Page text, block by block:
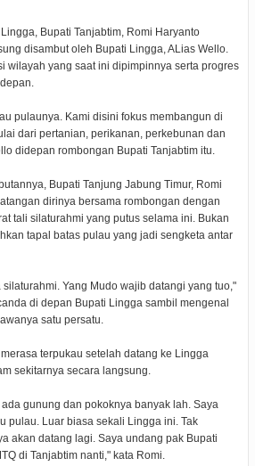
Bupati Tanjabtim, Romi Haryanto
disambut oleh Bupati Lingga, ALias Wello.
wilayah yang saat ini dipimpinnya serta progres
pulaunya. Kami disini fokus membangun di
dari pertanian, perikanan, perkebunan dan
didepan rombongan Bupati Tanjabtim itu.
Bupati Tanjung Jabung Timur, Romi
dirinya bersama rombongan dengan
tali silaturahmi yang putus selama ini. Bukan
tapal batas pulau yang jadi sengketa antar
Yang Mudo wajib datangi yang tuo,"
di depan Bupati Lingga sambil mengenal
satu persatu.
terpukau setelah datang ke Lingga
sekitarnya secara langsung.
gunung dan pokoknya banyak lah. Saya
pulau. Luar biasa sekali Lingga ini. Tak
akan datang lagi. Saya undang pak Bupati
di Tanjabtim nanti," kata Romi.